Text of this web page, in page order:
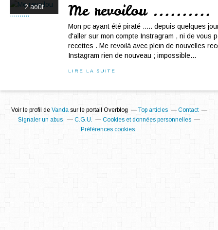
2 août Me revoilou ..........
Mon pc ayant été piraté ..... depuis quelques
d'aller sur mon compte Instragram , ni de vous
recettes . Me revoilà avec plein de nouvelles
Instagram rien de nouveau ; impossible...
LIRE LA SUITE
Voir le profil de Vandasur le portail Overblog Top articles
Contact
Signaler un abus
C.G.U.
Cookies et données personnelles
Préférences cookies